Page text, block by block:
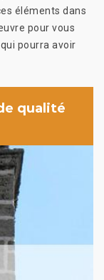
éléments dans
pour vous
pourra avoir
qualité